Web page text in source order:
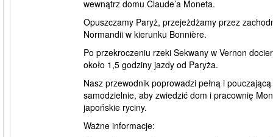
wewnątrz domu Claude’a Moneta.
Opuszczamy Paryż, przejeżdżamy przez
Normandii w kierunku Bonnière.
Po przekroczeniu rzeki Sekwany w Vernon
około 1,5 godziny jazdy od Paryża.
Nasz przewodnik poprowadzi pełną i
samodzielnie, aby zwiedzić dom i pracownię
japońskie ryciny.
Ważne informacje: